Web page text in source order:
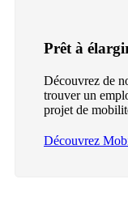
Prêt à
Découvrez de
trouver un
projet de
Découvrez